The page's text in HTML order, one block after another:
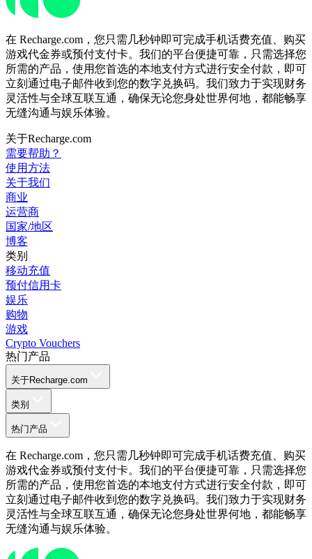
在 Recharge.com，您只需几秒钟即可完成手机话费充值、购买
游戏代金券或预付支付卡。我们的平台便捷可靠，只需选择您
所需的产品，使用您首选的本地支付方式进行安全付款，即可
立刻通过电子邮件收到您的数字兑换码。我们致力于实现财务
灵活性与全球互联互通，确保无论您身处世界何地，都能畅享
无缝沟通与娱乐体验。
关于Recharge.com
需要帮助？
使用方法
关于我们
商业
运营商
国家/地区
博客
类别
移动充值
预付信用卡
娱乐
购物
游戏
Crypto Vouchers
热门产品
关于Recharge.com
类别
热门产品
在 Recharge.com，您只需几秒钟即可完成手机话费充值、购买
游戏代金券或预付支付卡。我们的平台便捷可靠，只需选择您
所需的产品，使用您首选的本地支付方式进行安全付款，即可
立刻通过电子邮件收到您的数字兑换码。我们致力于实现财务
灵活性与全球互联互通，确保无论您身处世界何地，都能畅享
无缝沟通与娱乐体验。